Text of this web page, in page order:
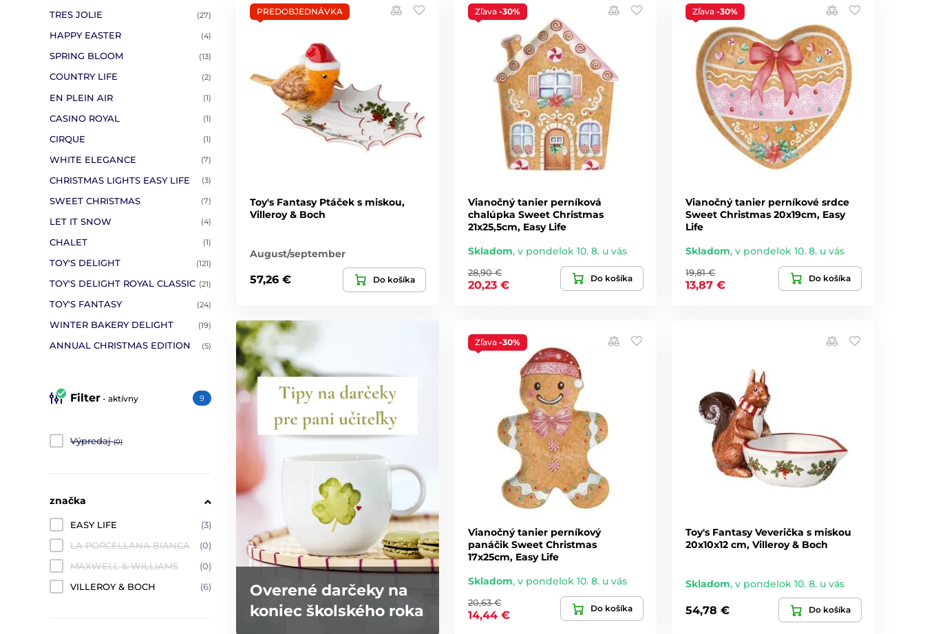
TRES JOLIE (27)
HAPPY EASTER (4)
SPRING BLOOM (13)
COUNTRY LIFE (2)
EN PLEIN AIR (1)
CASINO ROYAL (1)
CIRQUE (1)
WHITE ELEGANCE (7)
CHRISTMAS LIGHTS EASY LIFE (3)
SWEET CHRISTMAS (7)
LET IT SNOW (4)
CHALET (1)
TOY'S DELIGHT (121)
TOY'S DELIGHT ROYAL CLASSIC (21)
TOY'S FANTASY (24)
WINTER BAKERY DELIGHT (19)
ANNUAL CHRISTMAS EDITION (5)
Filter - aktívny 9
Výpredaj (0)
značka
EASY LIFE
(3)
LA PORCELLANA BIANCA
(0)
MAXWELL & WILLIAMS
(0)
VILLEROY & BOCH
(6)
PREDOBJEDNÁVKA
Toy's Fantasy Ptáček s miskou,
Villeroy & Boch
August/september
57,26 € Do košíka
Zľava -30%
Vianočný tanier perníková
chalúpka Sweet Christmas
21x25,5cm, Easy Life
Skladom, v pondelok 10. 8. u vás
28,90 €
20,23 €
Do košíka
Zľava-30%
Vianočný tanier perníkové srdce
Sweet Christmas 20x19cm, Easy
Life
Skladom,v pondelok 10. 8. u vás
19,81 €
13,87 €
Do košíka
Overené darčeky na
koniec školského roka
Zľava -30%
Vianočný tanier perníkový
panáčik Sweet Christmas
17x25cm, Easy Life
Skladom, v pondelok 10. 8. u vás
20,63 €
14,44 €
Do košíka
Toy's Fantasy Veverička s miskou
20x10x12 cm, Villeroy & Boch
Skladom,v pondelok 10. 8. u vás
54,78 € Do košíka